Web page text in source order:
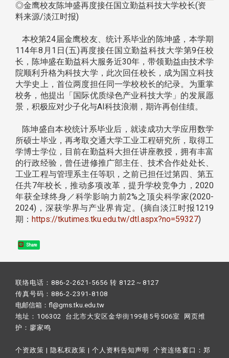
◎金鹰校友陈坤盛再度接任国立勤益科技大学校长(资
料来源/淡江时报)
本校第24届金鹰校友、统计系毕业的陈坤盛，本学期
114年8月1日(五)再度接任国立勤益科技大学第9任校
长，陈坤盛在勤益科大服务近30年，带领勤益由技术学
院顺利升格为科技大学，此次回任校长，成为国立科技
大学史上，首位两度担任同一学校校长的纪录。为重掌
校务，他提出「国际优质绿色产业科技大学」的发展愿
景，积极应对少子化与AI科技浪潮，期许再创佳绩。
陈坤盛自本校统计系毕业后，就读成功大学应用数学
所硕士毕业，再考取交通大学工业工程研究所，取得工
学博士学位，目前在勤益科大担任讲座教授，拥有丰富
的行政经验，曾任进修推广部主任、技术合作处处长、
工业工程与管理系主任等职，之前已担任过第四、第五
任共7年校长，推动多项改革，提升学校竞争力，2020
年获全球终身／科学影响力前2%之顶尖科学家(2020-
2024)，深获学界与产业界肯定。(摘自淡江时报1219
期： https://tkutimes.tku.edu.tw/dtl.aspx?no=59327)
Share
联络电话：886-2-2621-5656 转 8122～8127
传真号码：886-2-2391-8108
电邮信箱：fl@gms.tku.edu.tw
地址：106302 台北市大安区金华街199巷5号506室 网页维
护： 廖家鸣​
个资政策 | 隐私权政策 | 个人资料告知声明 个资连络窗口： 郑